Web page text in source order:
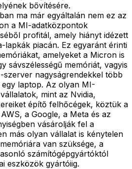
bővítésére.
ma már egyáltalán nem ez az
a MI-adatközpontok
profitál, amely hiányt idézett
lapkák piacán. Ez egyaránt érinti
amelyeket a Micron is
sávszélességű memóriát, vagyis
szerver nagyságrendekkel több
laptop. Az olyan MI-
mint az Nvidia,
építő felhőcégek, köztük a
a Google, a Meta és az
vásárolják fel a
más olyan vállalat is kénytelen
van szüksége, a
számítógépgyártóktól
eszközök gyártóiig.